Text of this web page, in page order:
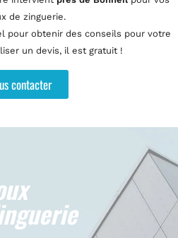
de zinguerie.
pour obtenir des conseils pour votre
un devis, il est gratuit !
contacter